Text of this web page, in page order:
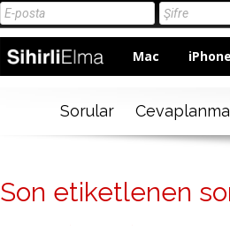
Mac
Sorular
Son etiketlenen